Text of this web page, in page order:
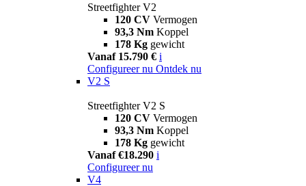
Streetfighter V2
120 CV Vermogen
93,3 Nm Koppel
178 Kg gewicht
Vanaf 15.790 € i
Configureer nu Ontdek nu
V2 S
Streetfighter V2 S
120 CV Vermogen
93,3 Nm Koppel
178 Kg gewicht
Vanaf €18.290 i
Configureer nu
V4